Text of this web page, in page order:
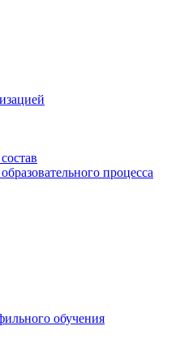
процесса
обучения